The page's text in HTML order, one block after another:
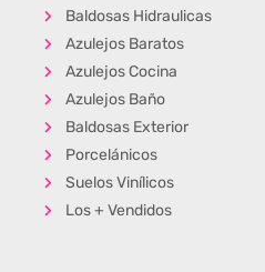
Baldosas Hidraulicas
Azulejos Baratos
Azulejos Cocina
Azulejos Baño
Baldosas Exterior
Porcelánicos
Suelos Vinílicos
Los + Vendidos